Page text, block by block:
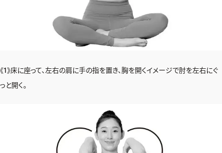
《1》床に座って、左右の肩に手の指を置き、胸を開くイメージで肘を左右にぐ
っと開く。